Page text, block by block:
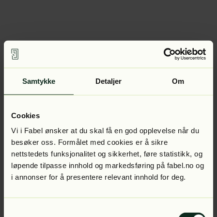
Samtykke Detaljer Om
Cookies
Vi i Fabel ønsker at du skal få en god opplevelse når du
besøker oss. Formålet med cookies er å sikre
nettstedets funksjonalitet og sikkerhet, føre statistikk, og
løpende tilpasse innhold og markedsføring på fabel.no og
i annonser for å presentere relevant innhold for deg.